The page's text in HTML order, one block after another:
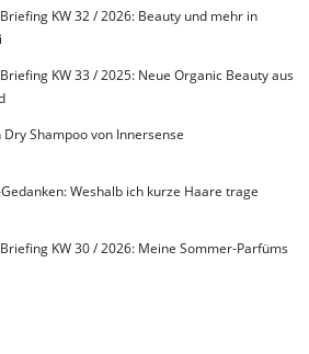
KW 32 / 2026: Beauty und mehr in
KW 33 / 2025: Neue Organic Beauty aus
Dry Shampoo von Innersense
Weshalb ich kurze Haare trage
KW 30 / 2026: Meine Sommer-Parfüms